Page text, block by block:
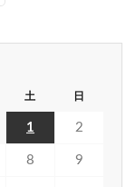
土 日
1 2
8 9